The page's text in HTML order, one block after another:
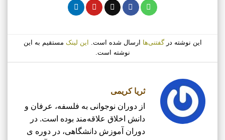
این نوشته درگفتنی‌ها ارسال شده است. این لینک مستقیم به این
نوشته است.
ثریا کریمی
از دوران نوجوانی به فلسفه، عرفان و
دانش اخلاق علاقه‌مند بوده است. در
دوران آموزش دانشگاهی، در دوره ی